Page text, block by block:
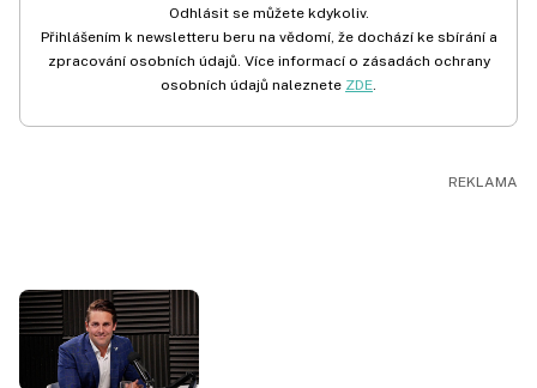
Odhlásit se můžete kdykoliv.
Přihlášením k newsletteru beru na vědomí, že dochází ke sbírání a
zpracování osobních údajů. Více informací o zásadách ochrany
osobních údajů naleznete ZDE.